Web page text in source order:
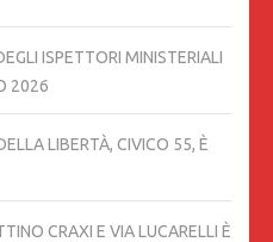
ISPETTORI MINISTERIALI
2026
LIBERTÀ, CIVICO 55, È
CRAXI E VIA LUCARELLI È